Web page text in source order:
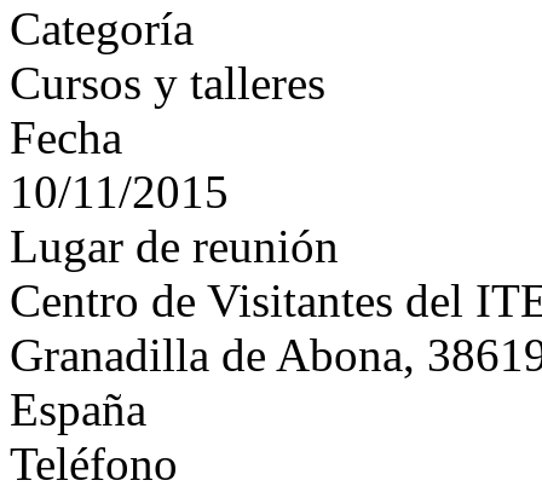
Categoría
Cursos y talleres
Fecha
10/11/2015
Lugar de reunión
Centro de Visitantes del
Granadilla de Abona,
España
Teléfono